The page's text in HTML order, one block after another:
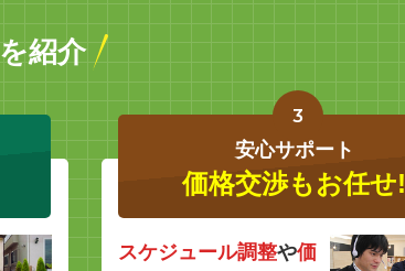
紹介
3
安心サポート
価格交渉もお任せ!
スケジュール調整や価